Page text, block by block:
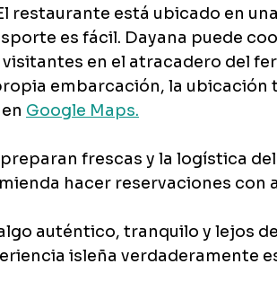
restaurante está ubicado en
es fácil. Dayana puede
en el atracadero del
embarcación, la ubicación
Google Maps.
frescas y la logística
hacer reservaciones con
auténtico, tranquilo y lejos
isleña verdaderamente